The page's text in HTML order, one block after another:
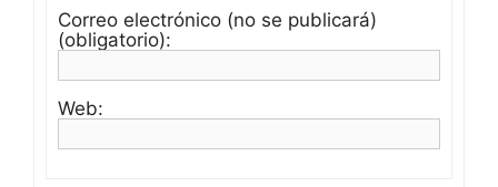
Correo electrónico (no se publicará)
(obligatorio):
Web: